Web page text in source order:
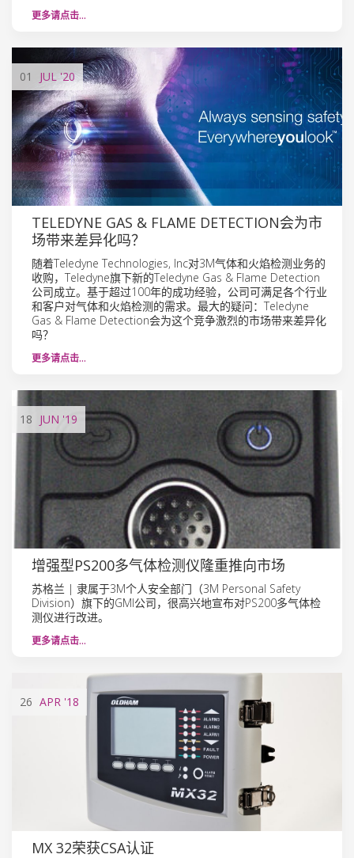
更多请点击…
01 JUL '20
TELEDYNE GAS & FLAME DETECTION会为市
场带来差异化吗？
随着Teledyne Technologies, Inc对3M气体和火焰检测业务的
收购，Teledyne旗下新的Teledyne Gas & Flame Detection
公司成立。基于超过100年的成功经验，公司可满足各个行业
和客户对气体和火焰检测的需求。最大的疑问：Teledyne
Gas & Flame Detection会为这个竞争激烈的市场带来差异化
吗？
更多请点击…
18 JUN '19
增强型PS200多气体检测仪隆重推向市场
苏格兰 | 隶属于3M个人安全部门（3M Personal Safety
Division）旗下的GMI公司，很高兴地宣布对PS200多气体检
测仪进行改进。
更多请点击…
26 APR '18
MX 32荣获CSA认证